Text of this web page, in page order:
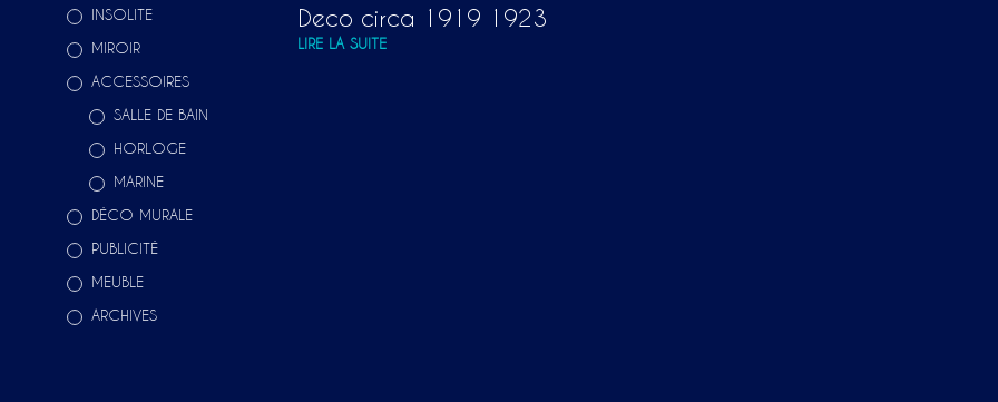
INSOLITE
MIROIR
ACCESSOIRES
SALLE DE BAIN
HORLOGE
MARINE
DÉCO MURALE
PUBLICITÉ
MEUBLE
ARCHIVES
Deco circa 1919 1923
LIRE LA SUITE